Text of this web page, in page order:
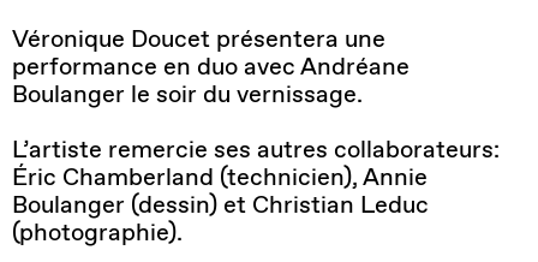
Véronique Doucet présentera une
performance en duo avec Andréane
Boulanger le soir du vernissage.
L’artiste remercie ses autres collaborateurs:
Éric Chamberland (technicien), Annie
Boulanger (dessin) et Christian Leduc
(photographie).